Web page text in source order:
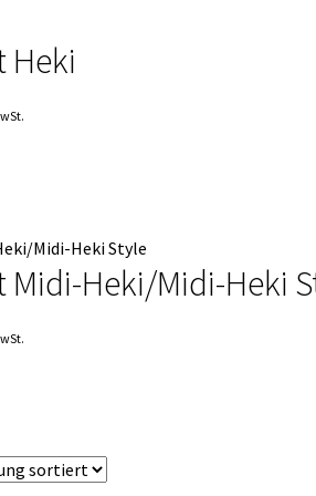
Heki
Midi-Heki/Midi-Heki